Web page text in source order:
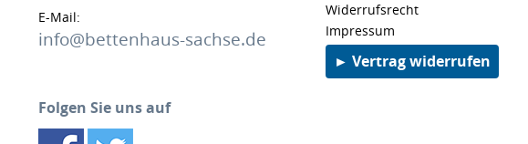
E-Mail:
info@bettenhaus-sachse.de
Folgen Sie uns auf
Widerrufsrecht
Impressum
► Vertrag widerrufen